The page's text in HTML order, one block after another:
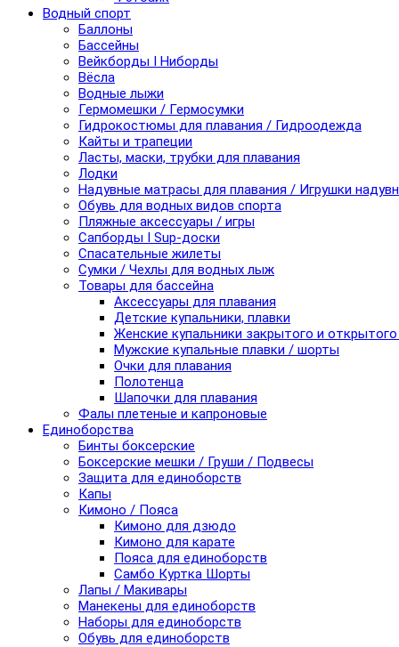
Водный спорт
Баллоны
Бассейны
Вейкборды I Ниборды
Вёсла
Водные лыжи
Гермомешки / Гермосумки
Гидрокостюмы для плавания / Гидроодежда
Кайты и трапеции
Ласты, маски, трубки для плавания
Лодки
Надувные матрасы для плавания / Игрушки
Обувь для водных видов спорта
Пляжные аксессуары / игры
Сапборды I Sup-доски
Спасательные жилеты
Сумки / Чехлы для водных лыж
Товары для бассейна
Аксессуары для плавания
Детские купальники, плавки
Женские купальники закрытого и
Мужские купальные плавки / шорты
Очки для плавания
Полотенца
Шапочки для плавания
Фалы плетеные и капроновые
Единоборства
Бинты боксерские
Боксерские мешки / Груши / Подвесы
Защита для единоборств
Капы
Кимоно / Пояса
Кимоно для дзюдо
Кимоно для карате
Пояса для единоборств
Самбо Куртка Шорты
Лапы / Макивары
Манекены для единоборств
Наборы для единоборств
Обувь для единоборств